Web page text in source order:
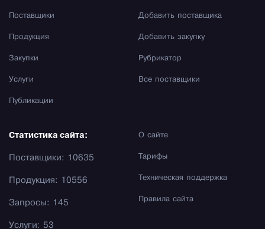
Поставщики
Продукция
Закупки
Услуги
Публикации
Добавить поставщика
Добавить закупку
Рубрикатор
Все поставщики
О сайте
Тарифы
Техническая поддержка
Правила сайта
Статистика сайта:
Поставщики: 10635
Продукция: 10556
Запросы: 145
Услуги: 53